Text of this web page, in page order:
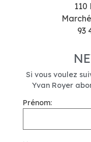
110
93
Si vous voulez
Yvan Royer
Prénom: